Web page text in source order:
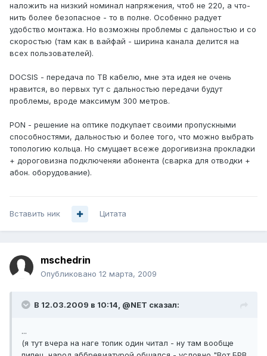
наложить на низкий номинал напряжения, чтоб не 220, а что-
нить более безопасное - то в полне. Особенно радует
удобство монтажа. Но возможны проблемы с дальностью и со
скоростью (там как в вайфай - ширина канала делится на
всех пользователей).
DOCSIS - передача по ТВ кабелю, мне эта идея не очень
нравится, во первых тут с дальностью передачи будут
проблемы, вроде максимум 300 метров.
PON - решение на оптике подкупает своими пропускными
способностями, дальностью и более того, что можно выбрать
топологию кольца. Но смущает всеже дорогивизна прокладки
+ дороговизна подключеняи абонента (сварка для отводки +
абон. оборудование).
Вставить ник Цитата
mschedrin
Опубликовано 12 марта, 2009
В 12.03.2009 в 10:14, @NET сказал:
...
(я тут вчера на наге топик один читал - ну там вообще